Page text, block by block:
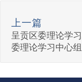
上一篇
呈贡区委理论学
委理论学习中心